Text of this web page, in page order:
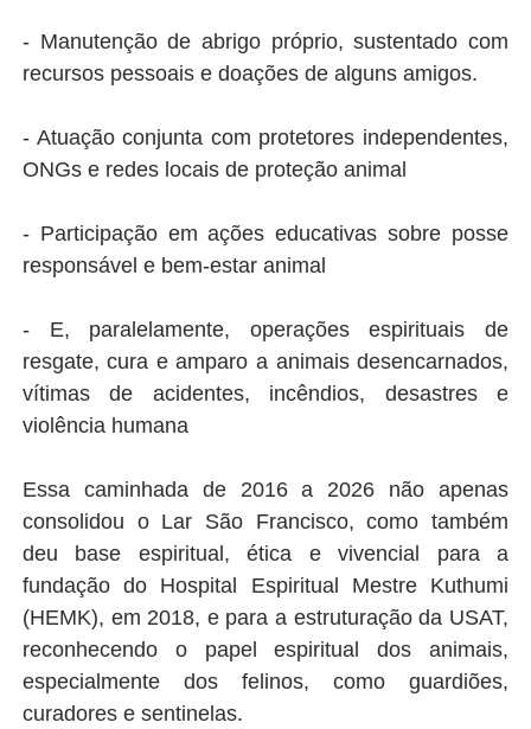
- Manutenção de abrigo próprio, sustentado com
recursos pessoais e doações de alguns amigos.
- Atuação conjunta com protetores independentes,
ONGs e redes locais de proteção animal
- Participação em ações educativas sobre posse
responsável e bem-estar animal
- E, paralelamente, operações espirituais de
resgate, cura e amparo a animais desencarnados,
vítimas de acidentes, incêndios, desastres e
violência humana
Essa caminhada de 2016 a 2026 não apenas
consolidou o Lar São Francisco, como também
deu base espiritual, ética e vivencial para a
fundação do Hospital Espiritual Mestre Kuthumi
(HEMK), em 2018, e para a estruturação da USAT,
reconhecendo o papel espiritual dos animais,
especialmente dos felinos, como guardiões,
curadores e sentinelas.